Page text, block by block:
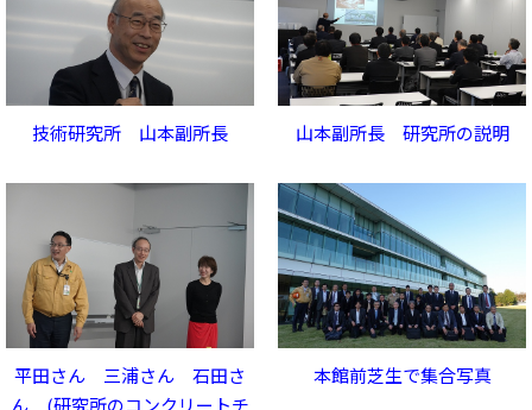
技術研究所 山本副所長 山本副所長 研究所の説明
平田さん 三浦さん 石田さ
ん (研究所のコンクリートチ
本館前芝生で集合写真